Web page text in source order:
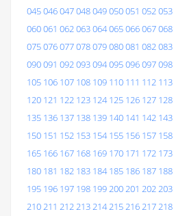
045046047048049050051 052053
060061 062063064065066067068
075076077078079080081 082083
090091 092093094095096097098
105 106 107 108 109 110 111 112 113
120 121 122 123 124 125 126 127 128
135 136 137 138 139 140 141 142 143
150 151 152 153 154 155 156 157 158
165 166 167 168 169 170 171 172 173
180 181 182 183 184 185 186 187 188
195 196 197 198 199200201 202203
210211 212213214215216217218